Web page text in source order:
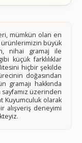
mümkün olan en
ürünlerimizin büyük
nihai gramaj ile
küçük farklılıklar
hiçbir şekilde
doğasından
gramajı hakkında
üzerinden
Kuyumculuk olarak
alışveriş deneyimi